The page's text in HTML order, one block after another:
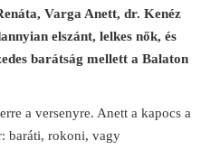
Varga Anett, dr. Kenéz
elszánt, lelkes nők, és
barátság mellett a Balaton
a versenyre. Anett a kapocs a
baráti, rokoni, vagy